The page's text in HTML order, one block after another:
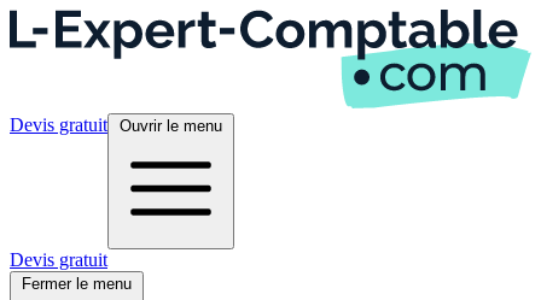
Devis gratuit Ouvrir le menu
Devis gratuit
Fermer le menu